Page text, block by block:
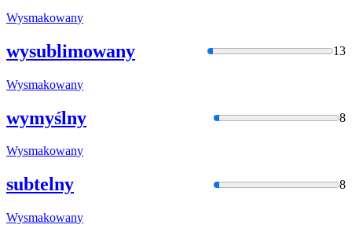
Wysmakowany
wysublimowany 13
Wysmakowany
wymyślny 8
Wysmakowany
subtelny 8
Wysmakowany